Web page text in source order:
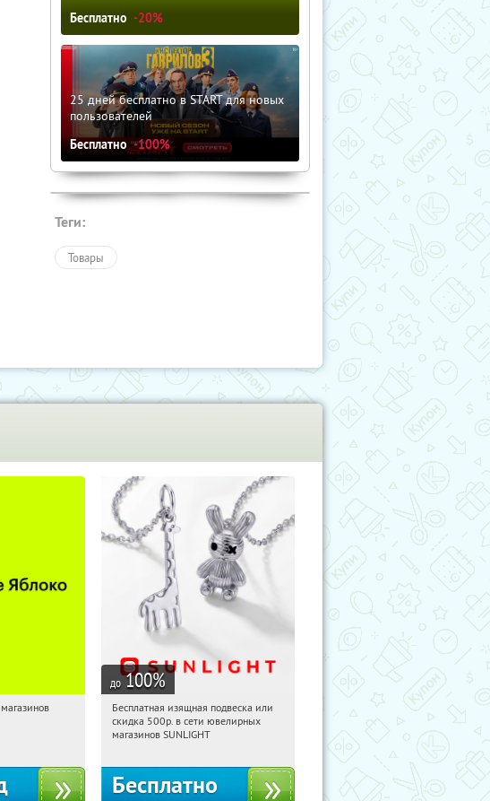
Бесплатно -20%
25 дней бесплатно в START для новых
пользователей
Бесплатно -100%
Теги:
Товары
Получи первым!
до 100%
10:52:01 Получили:
Россия
Бесплатная изящная подвеска или
скидка 500р. в сети ювелирных
магазинов SUNLIGHT
Бесплатно